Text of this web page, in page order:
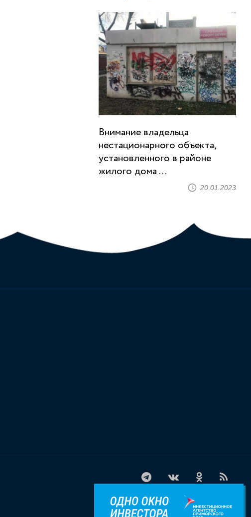
Внимание владельца
нестационарного объекта,
установленного в районе
жилого дома ...
20.01.2023